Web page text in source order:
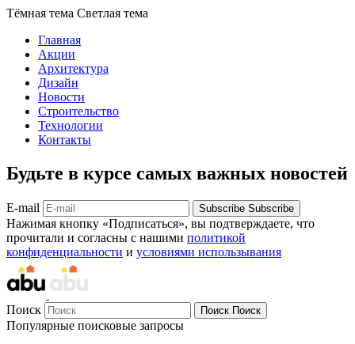
Тёмная тема Светлая тема
Главная
Акции
Архитектура
Дизайн
Новости
Строительство
Технологии
Контакты
Будьте в курсе самых важных новостей
E-mail Subscribe Subscribe
Нажимая кнопку «Подписаться», вы подтверждаете, что
прочитали и согласны с нашими политикой
конфиденциальности и условиями использывания
Поиск Поиск Поиск
Популярные поисковые запросы